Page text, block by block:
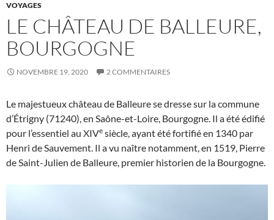
VOYAGES
LE CHÂTEAU DE BALLEURE,
BOURGOGNE
NOVEMBRE 19, 2020 2 COMMENTAIRES
Le majestueux château de Balleure se dresse sur la commune
d’Étrigny (71240), en Saône-et-Loire, Bourgogne. Il a été édifié
pour l’essentiel au XIVe siècle, ayant été fortifié en 1340 par
Henri de Sauvement. Il a vu naître notamment, en 1519, Pierre
de Saint-Julien de Balleure, premier historien de la Bourgogne.